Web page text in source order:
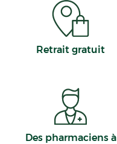
Retrait gratuit
Des pharmaciens à